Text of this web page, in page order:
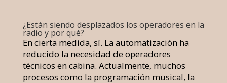
¿Están siendo desplazados los operadores en la
radio y por qué?
En cierta medida, sí. La automatización ha
reducido la necesidad de operadores
técnicos en cabina. Actualmente, muchos
procesos como la programación musical, la